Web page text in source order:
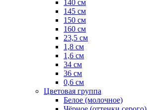
140 см
145 см
150 см
160 см
23,5 см
1,8 см
1,6 см
34 см
36 см
0,6 см
Цветовая группа
Белое (молочное)